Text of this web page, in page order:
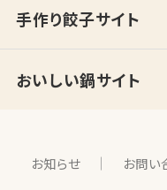
手作り餃子サイト
おいしい鍋サイト
お知らせ お問い